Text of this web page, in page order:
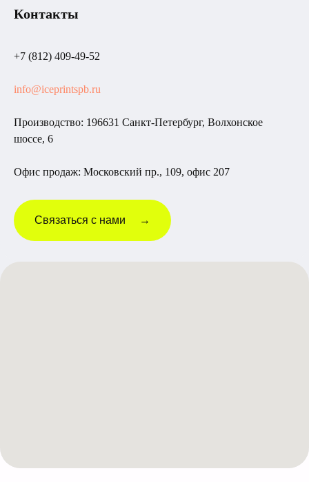
Контакты
+7 (812) 409-49-52
info@iceprintspb.ru
Производство: 196631 Санкт-Петербург, Волхонское
шоссе, 6
Офис продаж: Московский пр., 109, офис 207
Связаться с нами →